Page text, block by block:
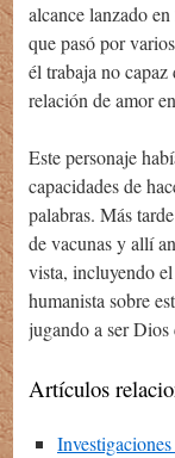
alcance lanzado
que pasó por
él trabaja no
relación de amor
Este personaje
capacidades de
palabras. Más
de vacunas y allí
vista, incluyendo
humanista sobre
jugando a ser Dios
Artículos